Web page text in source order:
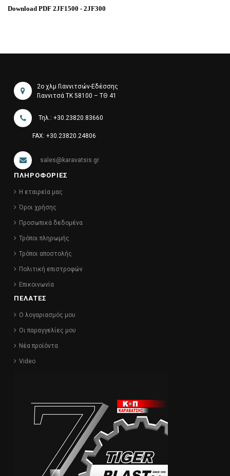
Download PDF 2JF1500 - 2JF300
2ο χλμ Γιαννιτσών-Εδέσσης
Γιαννιτσά ΤΚ 58100 – ΤΘ 41
Τηλ.: +30.23820.83660
FAX: +30.23820.24806
sales@karavatsis.gr
ΠΛΗΡΟΦΟΡΙΕΣ
Η εταιρεία μας
Όροι χρήσης
Προσωπικά δεδομένα
Τρόποι πληρωμής
Τρόποι αποστολής
Πολιτική επιστροφών
Επικοινωνία
ΠΕΛΑΤΕΣ
Ο λογαριασμός μου
Οι παραγγελίες μου
Νέα προϊόντα
Video